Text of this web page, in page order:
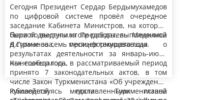
Заседание Кабинета Министров
Туркменистана
Сегодня Президент Сердар Бердымухамедов
по цифровой системе провёл очередное
заседание Кабинета Министров, на котором
были подведены итоги работы, выполненной
в стране за семь месяцев текущего года.
Первой выступила Председатель Меджлиса
Д.Гулманова, проинформировавшая о
результатах деятельности за январь-июль
нынешнего года.
Как сообщалось, в рассматриваемый период
принято 7 законодательных актов, в том
числе Закон Туркменистана «Об учреждении
юбилейной медали Туркменистана
Руководствуясь поставленными главой